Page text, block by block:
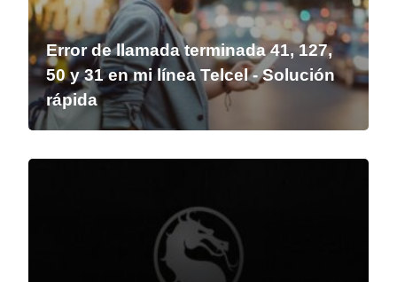
Error de llamada terminada 41, 127,
50 y 31 en mi línea Telcel - Solución
rápida